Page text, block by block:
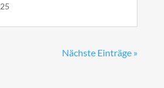
Nächste Einträge »